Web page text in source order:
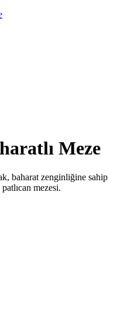
Meze
baharat zenginliğine sahip
mezesi.